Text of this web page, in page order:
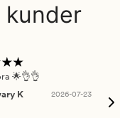
kunder
🌟👌👌
K
2026-07-23